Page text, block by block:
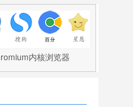
内核浏览器